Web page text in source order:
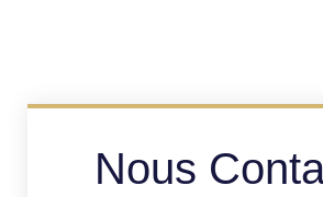
Nous